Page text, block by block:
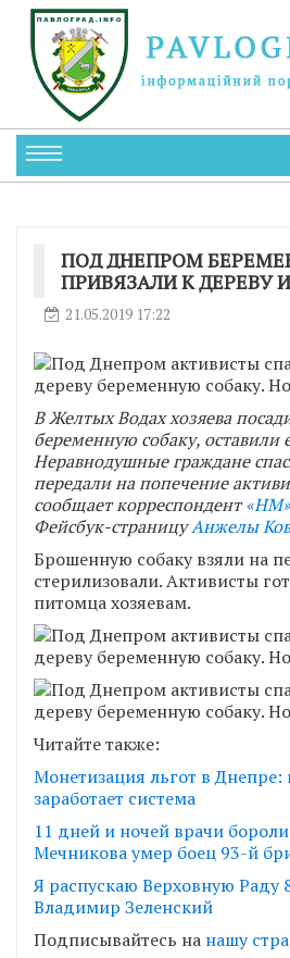
ПОД ДНЕПРОМ
ПРИВЯЗАЛИ К ДЕРЕВУ
21.05.2019 17:22
В Желтых Водах хозяева
беременную собаку, оставили
Неравнодушные граждане
передали на попечение
сообщает корреспондент«НМ»
Фейсбук-страницуАнжелы
Брошенную собаку взяли на
стерилизовали. Активисты
питомца хозяевам.
Читайте также:
Монетизация льгот в Днепре:
заработает система
11 дней и ночей врачи
Мечникова умер боец 93-й
Я распускаю Верховную Раду
Владимир Зеленский
Подписывайтесь на нашу